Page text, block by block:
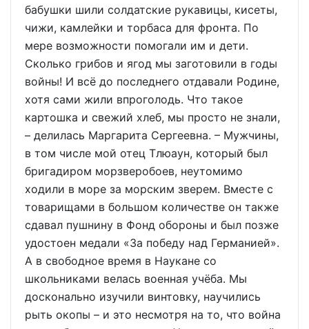
бабушки шили солдатские рукавицы, кисеты,
чижи, камлейки и торбаса для фронта. По
мере возможности помогали им и дети.
Сколько грибов и ягод мы заготовили в годы
войны! И всё до последнего отдавали Родине,
хотя сами жили впроголодь. Что такое
картошка и свежий хлеб, мы просто не знали,
– делилась Маргарита Сергеевна. – Мужчины,
в том числе мой отец Тлюаун, который был
бригадиром морзверобоев, неутомимо
ходили в море за морским зверем. Вместе с
товарищами в большом количестве он также
сдавал пушнину в Фонд обороны и был позже
удостоен медали «За победу над Германией».
А в свободное время в Наукане со
школьниками велась военная учёба. Мы
досконально изучили винтовку, научились
рыть окопы – и это несмотря на то, что война